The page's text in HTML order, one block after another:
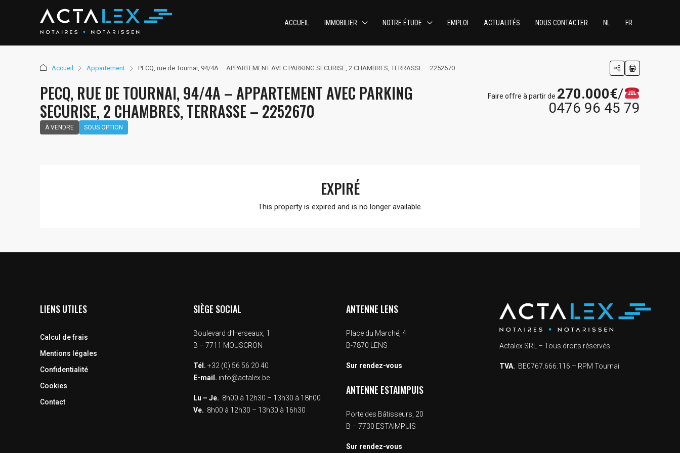
ACCUEIL IMMOBILIER NOTRE ÉTUDE EMPLOI ACTUALITÉS NOUS CONTACTER NL FR
Accueil Appartement PECQ, rue de Tournai, 94/4A – APPARTEMENT AVEC PARKING SECURISE, 2 CHAMBRES, TERRASSE – 2252670
PECQ, RUE DE TOURNAI, 94/4A – APPARTEMENT AVEC PARKING
SECURISE, 2 CHAMBRES, TERRASSE – 2252670
À VENDRE SOUS OPTION
Faire offre à partir de 270.000€/
0476 96 45 79
EXPIRÉ
This property is expired and is no longer available.
LIENS UTILES
Calcul de frais
Mentions légales
Confidentialité
Cookies
Contact
SIÈGE SOCIAL
Boulevard d’Herseaux, 1
B – 7711 MOUSCRON
Tél. +32 (0) 56 56 20 40
E-mail. info@actalex.be
Lu – Je. 8h00 à 12h30 – 13h30 à 18h00
Ve. 8h00 à 12h30 – 13h30 à 16h30
ANTENNE LENS
Place du Marché, 4
B-7870 LENS
Sur rendez-vous
ANTENNE ESTAIMPUIS
Porte des Bâtisseurs, 20
B – 7730 ESTAIMPUIS
Sur rendez-vous
Actalex SRL – Tous droits réservés.
TVA. BE0767.666.116 – RPM Tournai